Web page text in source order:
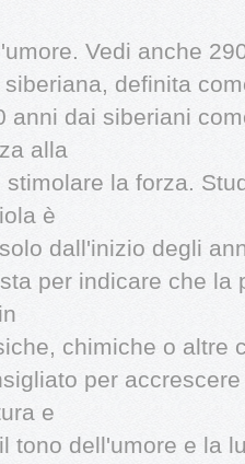
Vedi anche
definita
anni dai siberiani
alla
la forza.
è
dall'inizio degli
per indicare che la
chimiche o altre
per
e
tono dell'umore e la